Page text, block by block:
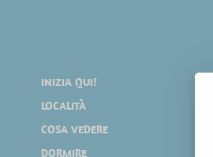
INIZIA QUI!
LOCALITÀ
COSA VEDERE
DORMIRE